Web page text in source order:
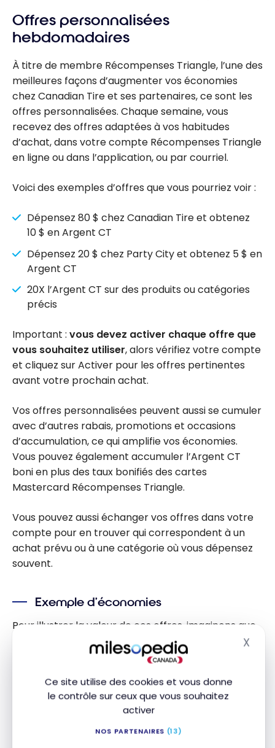
Ce site utilise des cookies et vous donne
le contrôle sur ceux que vous souhaitez
activer
NOS PARTENAIRES (13)
X
Offres personnalisées
hebdomadaires
À titre de membre Récompenses Triangle, l’une des
meilleures façons d’augmenter vos économies
chez Canadian Tire et ses partenaires, ce sont les
offres personnalisées. Chaque semaine, vous
recevez des offres adaptées à vos habitudes
d’achat, dans votre compte Récompenses Triangle
en ligne ou dans l’application, ou par courriel.
Voici des exemples d’offres que vous pourriez voir :
Dépensez 80 $ chez Canadian Tire et obtenez
10 $ en Argent CT
Dépensez 20 $ chez Party City et obtenez 5 $ en
Argent CT
20X l’Argent CT sur des produits ou catégories
précis
Important : vous devez activer chaque offre que
vous souhaitez utiliser, alors vérifiez votre compte
et cliquez sur Activer pour les offres pertinentes
avant votre prochain achat.
Vos offres personnalisées peuvent aussi se cumuler
avec d’autres rabais, promotions et occasions
d’accumulation, ce qui amplifie vos économies.
Vous pouvez également accumuler l’Argent CT
boni en plus des taux bonifiés des cartes
Mastercard Récompenses Triangle.
Vous pouvez aussi échanger vos offres dans votre
compte pour en trouver qui correspondent à un
achat prévu ou à une catégorie où vous dépensez
souvent.
Exemple d’économies
Pour illustrer la valeur de ces offres, imaginons que
vous achetez un nouveau BBQ à 500 $ chez
Canadian Tire. Vous consultez les offres
voyez une offre de 10X sur les BBQ et la cuisson
extérieure, et une autre « Dépensez 80 $ et obtenez